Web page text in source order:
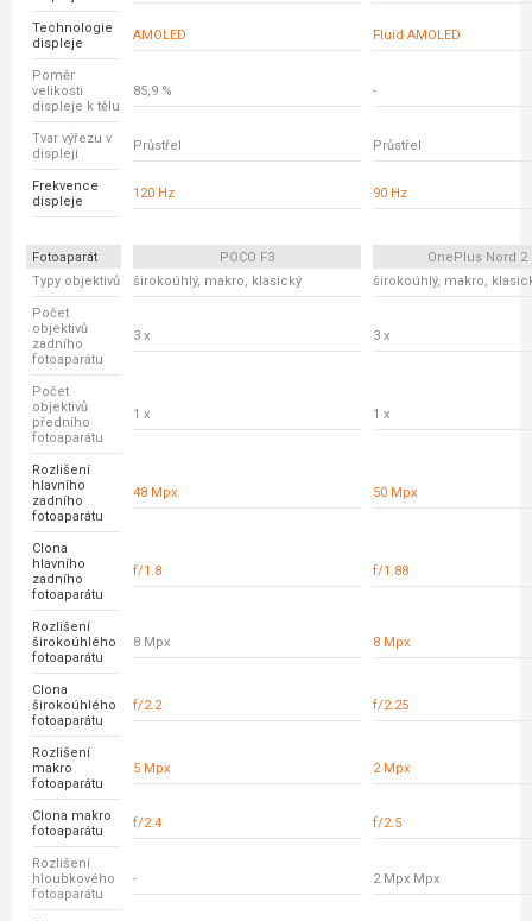
Technologie
displeje
AMOLED Fluid AMOLED
Poměr
velikosti
displeje k tělu
85,9 % -
Tvar výřezu v
displeji
Průstřel Průstřel
Frekvence
displeje
120 Hz 90 Hz
Fotoaparát POCO F3
OnePlus Nord 2
Typy objektivů
širokoúhlý, makro, klasický širokoúhlý, makro,
Počet
objektivů
zadního
fotoaparátu
3 x 3 x
Počet
objektivů
předního
fotoaparátu
1 x 1 x
Rozlišení
hlavního
zadního
fotoaparátu
48 Mpx 50 Mpx
Clona
hlavního
zadního
fotoaparátu
f/1.8 f/1.88
Rozlišení
širokoúhlého
fotoaparátu
8 Mpx 8 Mpx
Clona
širokoúhlého
fotoaparátu
f/2.2 f/2.25
Rozlišení
makro
fotoaparátu
5 Mpx 2 Mpx
Clona makro
fotoaparátu
f/2.4 f/2.5
Rozlišení
hloubkového
fotoaparátu
- 2 Mpx Mpx